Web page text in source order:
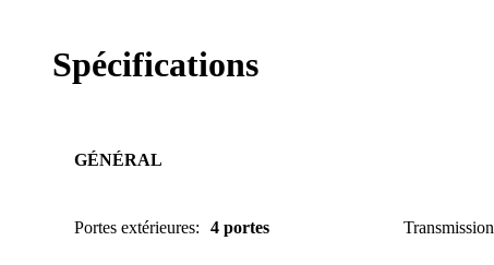
Spécifications
GÉNÉRAL
Portes extérieures: 4 portes Transmission